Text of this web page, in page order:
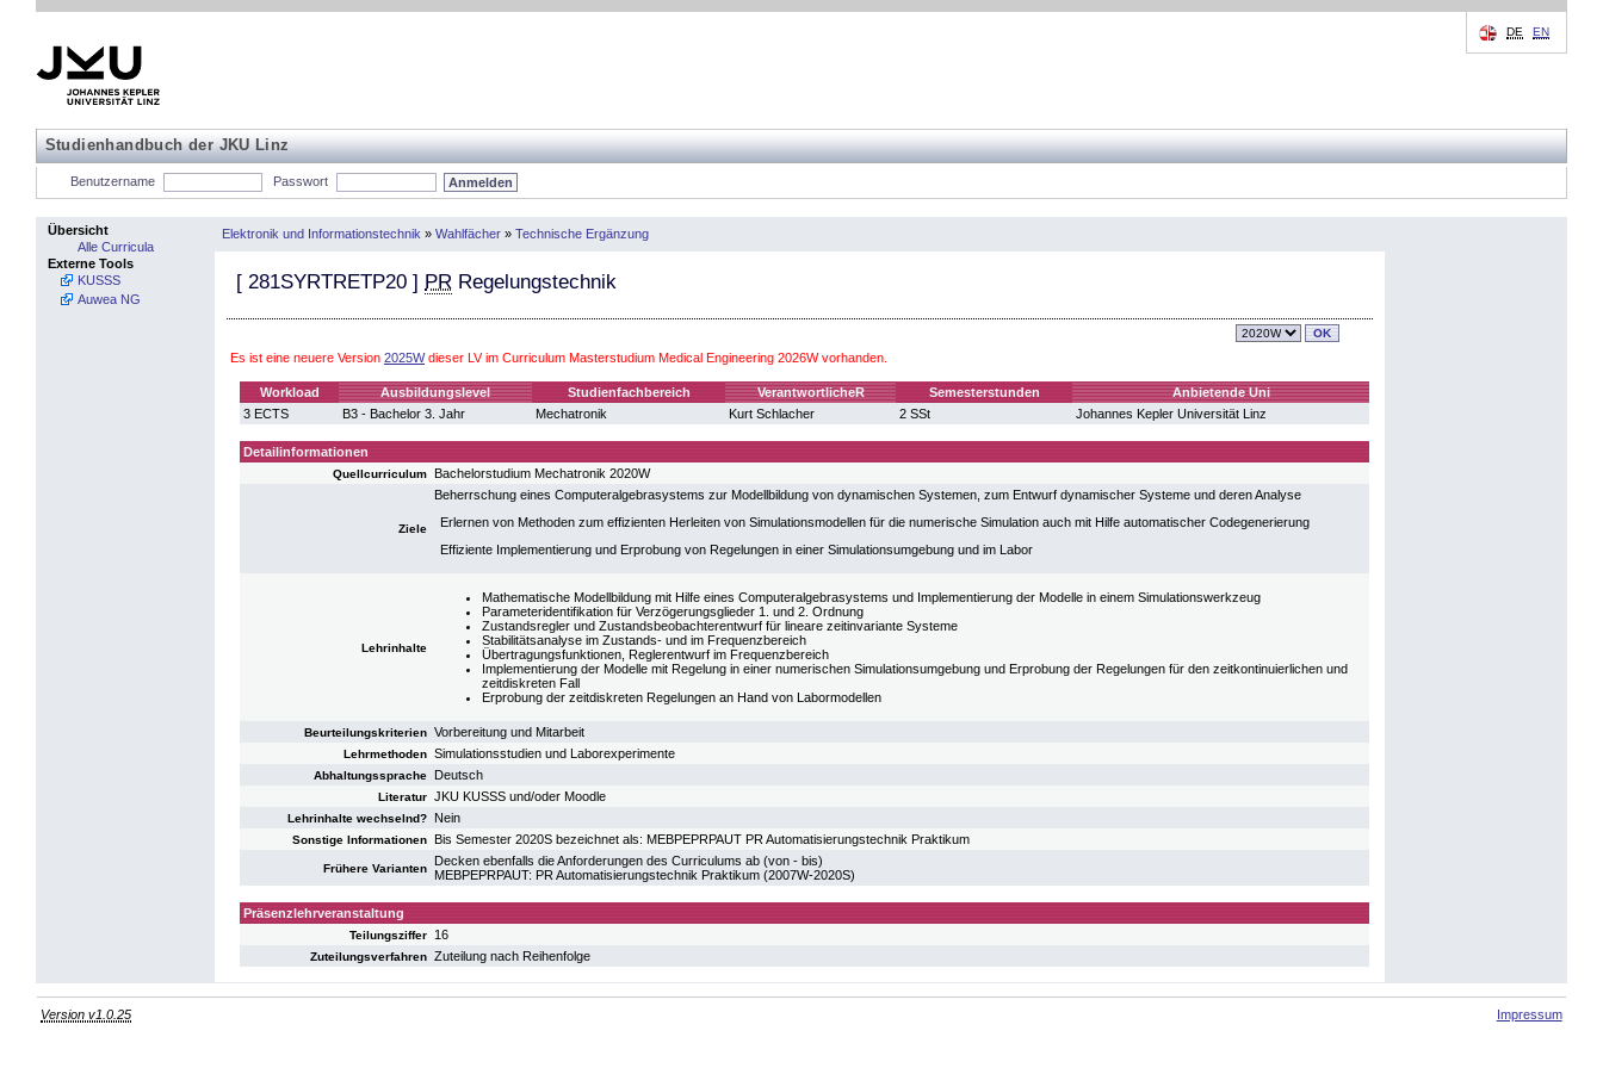
Studienhandbuch der JKU Linz
DE EN
Benutzername Passwort
Übersicht
Alle Curricula
Externe Tools
KUSSS
Auwea NG
Elektronik und Informationstechnik » Wahlfächer » Technische Ergänzung
[ 281SYRTRETP20 ] PR Regelungstechnik
Es ist eine neuere Version 2025Wdieser LV im Curriculum Masterstudium Medical Engineering 2026W vorhanden.
Workload Ausbildungslevel Studienfachbereich VerantwortlicheR Semesterstunden
Anbietende Uni
3 ECTS
B3 - Bachelor 3. Jahr Mechatronik Kurt Schlacher 2 SSt Johannes Kepler Universität Linz
Detailinformationen
Quellcurriculum Bachelorstudium Mechatronik 2020W
Ziele
Beherrschung eines Computeralgebrasystems zur Modellbildung von dynamischen Systemen, zum Entwurf dynamischer Systeme und deren Analyse
Erlernen von Methoden zum effizienten Herleiten von Simulationsmodellen für die numerische Simulation auch mit Hilfe automatischer Codegenerierung
Effiziente Implementierung und Erprobung von Regelungen in einer Simulationsumgebung und im Labor
Lehrinhalte
Mathematische Modellbildung mit Hilfe eines Computeralgebrasystems und Implementierung der Modelle in einem Simulationswerkzeug
Parameteridentifikation für Verzögerungsglieder 1. und 2. Ordnung
Zustandsregler und Zustandsbeobachterentwurf für lineare zeitinvariante Systeme
Stabilitätsanalyse im Zustands- und im Frequenzbereich
Übertragungsfunktionen, Reglerentwurf im Frequenzbereich
Implementierung der Modelle mit Regelung in einer numerischen Simulationsumgebung und Erprobung der Regelungen für den zeitkontinuierlichen und
zeitdiskreten Fall
Erprobung der zeitdiskreten Regelungen an Hand von Labormodellen
Beurteilungskriterien Vorbereitung und Mitarbeit
Lehrmethoden Simulationsstudien und Laborexperimente
Abhaltungssprache Deutsch
Literatur JKU KUSSS und/oder Moodle
Lehrinhalte wechselnd? Nein
Sonstige Informationen Bis Semester 2020S bezeichnet als: MEBPEPRPAUT PR Automatisierungstechnik Praktikum
Frühere Varianten
Decken ebenfalls die Anforderungen des Curriculums ab (von - bis)
MEBPEPRPAUT: PR Automatisierungstechnik Praktikum (2007W-2020S)
Präsenzlehrveranstaltung
Teilungsziffer 16
Zuteilungsverfahren Zuteilung nach Reihenfolge
Version v1.0.25 Impressum